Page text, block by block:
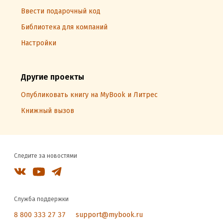
Ввести подарочный код
Библиотека для компаний
Настройки
Другие проекты
Опубликовать книгу на MyBook и Литрес
Книжный вызов
Следите за новостями
Служба поддержки
8 800 333 27 37 support@mybook.ru